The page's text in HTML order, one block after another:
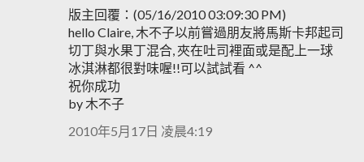
版主回覆：(05/16/2010 03:09:30 PM)
hello Claire, 木不子以前嘗過朋友將馬斯卡邦起司
切丁與水果丁混合, 夾在吐司裡面或是配上一球
冰淇淋都很對味喔!!可以試試看 ^^
祝你成功
by 木不子
2010年5月17日 凌晨4:19